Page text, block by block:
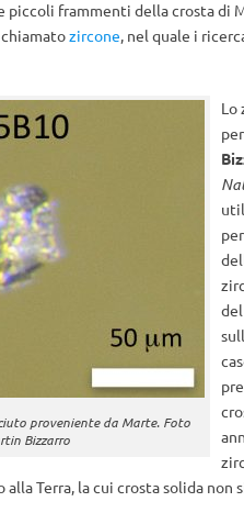
frammenti della crosta di
zircone, nel quale i
proveniente da Marte. Foto
Bizzarro
Lo
Terra, la cui crosta solida